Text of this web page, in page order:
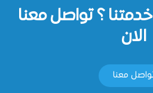
؟ تواصل معنا
الان
معنا